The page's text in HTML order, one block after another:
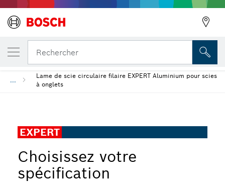
Rechercher
...
Lame de scie circulaire filaire EXPERT Aluminium pour scies
à onglets
EXPERT
Choisissez votre
spécification
VOTRE VARIANTE SÉLECTIONNÉE
Lame de scie circulaire EXPERT Aluminium